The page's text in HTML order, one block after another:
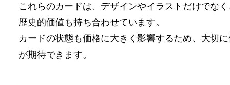
これらのカードは、デザインやイラストだけでな
歴史的価値も持ち合わせています。
カードの状態も価格に大きく影響するため、大切
が期待できます。